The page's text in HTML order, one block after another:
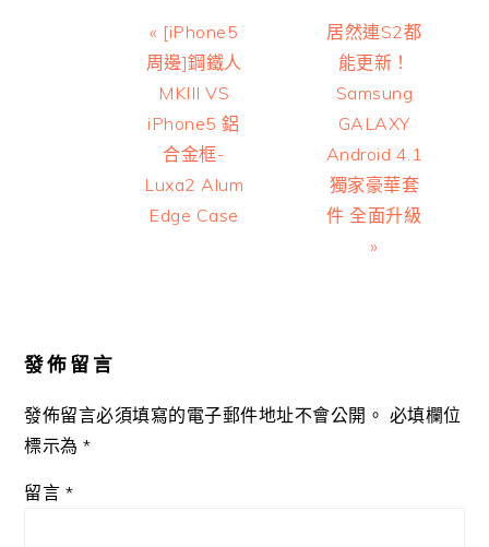
Previous
Post:
« [iPhone5
周邊]鋼鐵人
MKIII VS
iPhone5 鋁
合金框-
Luxa2 Alum
Edge Case
Next
Post:
居然連S2都
能更新！
Samsung
GALAXY
Android 4.1
獨家豪華套
件 全面升級
»
發佈留言
發佈留言必須填寫的電子郵件地址不會公開。 必填欄位
標示為*
留言 *